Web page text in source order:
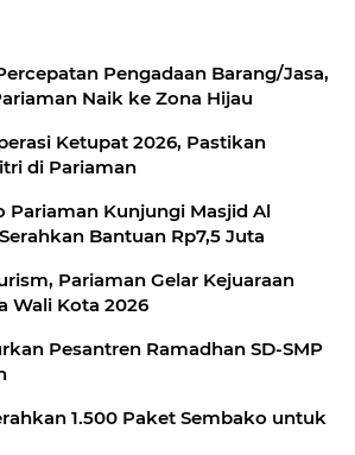
Pengadaan Barang/Jasa,
Naik ke Zona Hijau
Ketupat 2026, Pastikan
di Pariaman
Pariaman Kunjungi Masjid Al
Bantuan Rp7,5 Juta
Pariaman Gelar Kejuaraan
Wali Kota 2026
Pesantren Ramadhan SD-SMP
1.500 Paket Sembako untuk